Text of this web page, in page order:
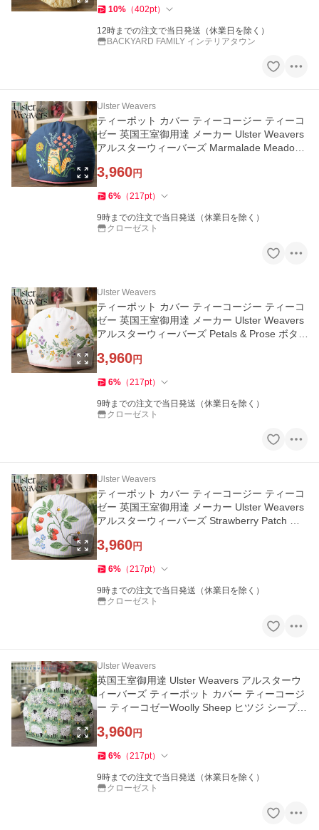
10% （402pt）
12時までの注文で当日発送（休業日を除く）
BACKYARD FAMILY インテリアタウン
Ulster Weavers
ティーポット カバー ティーコージー ティーコ
ゼー 英国王室御用達 メーカー Ulster Weavers
アルスターウィーバーズ Marmalade Meadow
3,960円
6% （217pt）
9時までの注文で当日発送（休業日を除く）
クローゼスト
Ulster Weavers
ティーポット カバー ティーコージー ティーコ
ゼー 英国王室御用達 メーカー Ulster Weavers
アルスターウィーバーズ Petals & Prose ボタ
3,960円
6% （217pt）
9時までの注文で当日発送（休業日を除く）
クローゼスト
Ulster Weavers
ティーポット カバー ティーコージー ティーコ
ゼー 英国王室御用達 メーカー Ulster Weavers
アルスターウィーバーズ Strawberry Patch 苺
3,960円
6% （217pt）
9時までの注文で当日発送（休業日を除く）
クローゼスト
Ulster Weavers
英国王室御用達 Ulster Weavers アルスターウ
ィーバーズ ティーポット カバー ティーコージ
ー ティーコゼーWoolly Sheep ヒツジ シープ
3,960円
6% （217pt）
9時までの注文で当日発送（休業日を除く）
クローゼスト